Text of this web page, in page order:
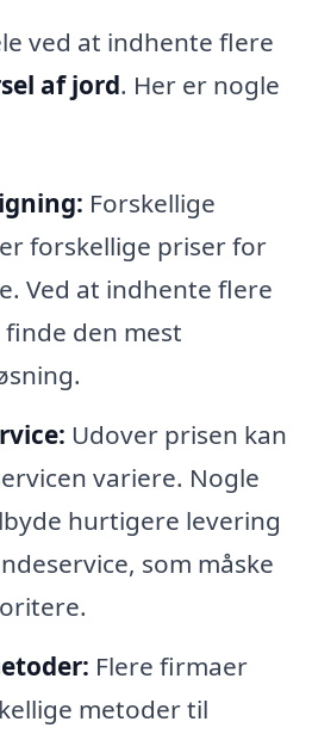
ved at indhente flere
af jord. Her er nogle
Forskellige
forskellige priser for
Ved at indhente flere
den mest
Udover prisen kan
variere. Nogle
hurtigere levering
som måske
Flere firmaer
metoder til